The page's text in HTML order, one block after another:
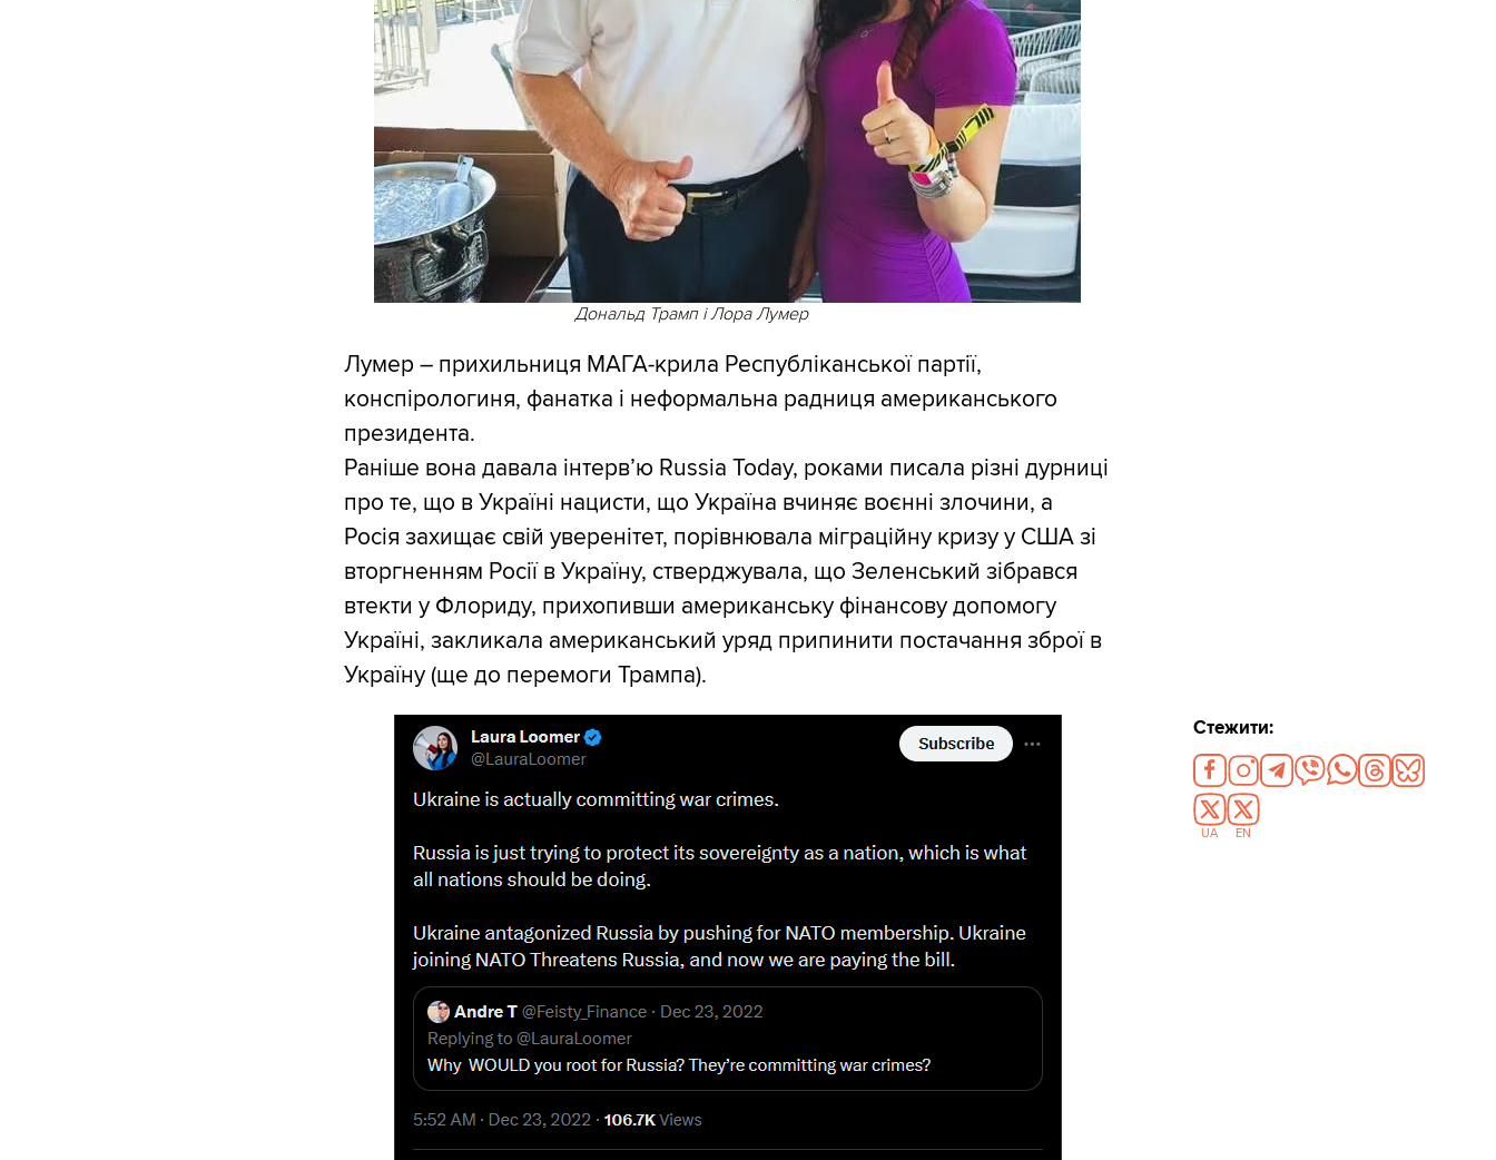
Дональд Трамп і Лора Лумер
Лумер – прихильниця МАГА-крила Республіканської партії,
конспірологиня, фанатка і неформальна радниця американського
президента.
Раніше вона давала інтервʼю Russia Today, роками писала різні дурниці
про те, що в Україні нацисти, що Україна вчиняє воєнні злочини, а
Росія захищає свій уверенітет, порівнювала міграційну кризу у США зі
вторгненням Росії в Україну, стверджувала, що Зеленський зібрався
втекти у Флориду, прихопивши американську фінансову допомогу
Україні, закликала американський уряд припинити постачання зброї в
Україну (ще до перемоги Трампа).
Стежити:
UA EN